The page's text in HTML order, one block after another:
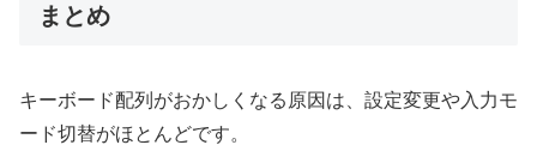
まとめ
キーボード配列がおかしくなる原因は、設定変更や入力モ
ード切替がほとんどです。